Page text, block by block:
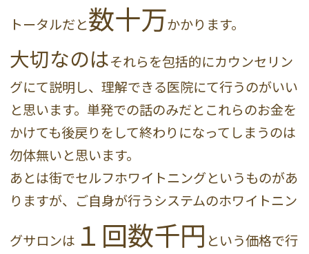
トータルだと数十万かかります。
大切なのはそれらを包括的にカウンセリン
グにて説明し、理解できる医院にて行うのがいい
と思います。単発での話のみだとこれらのお金を
かけても後戻りをして終わりになってしまうのは
勿体無いと思います。
あとは街でセルフホワイトニングというものがあ
りますが、ご自身が行うシステムのホワイトニン
グサロンは １回数千円 という価格で行